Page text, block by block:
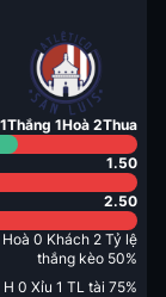
1Thắng 1Hoà 2Thua
1.50
2.50
Hoà 0 Khách 2 Tỷ lệ
thắng kèo 50%
H 0 Xỉu 1 TL tài 75%